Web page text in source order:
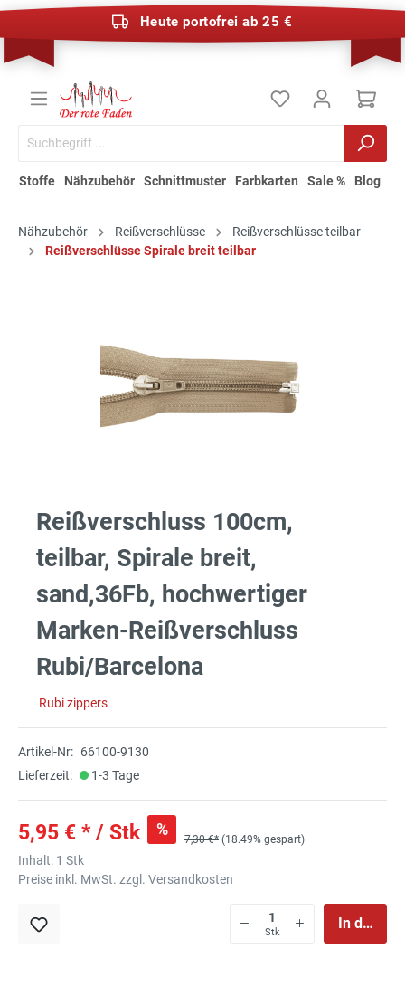
Heute portofrei ab 25 €
Stoffe Nähzubehör Schnittmuster Farbkarten Sale % Blog
Nähzubehör Reißverschlüsse
Reißverschlüsse teilbar
Reißverschlüsse Spirale breit teilbar
Reißverschluss 100cm,
teilbar, Spirale breit,
sand,36Fb, hochwertiger
Marken-Reißverschluss
Rubi/Barcelona
Rubi zippers
Artikel-Nr: 66100-9130
Lieferzeit:
1-3 Tage
5,95 € * / Stk %
7,30 €* (18.49% gespart)
Inhalt: 1 Stk
Preise inkl. MwSt. zzgl. Versandkosten
Stk
In den